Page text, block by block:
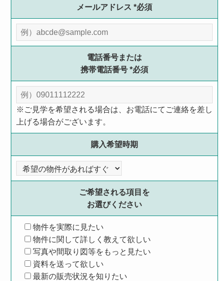
メールアドレス*必須
電話番号または
携帯電話番号*必須
※ご見学を希望される場合は、お電話にてご連絡を差し
上げる場合がございます。
購入希望時期
ご希望される項目を
お選びください
物件を実際に見たい
物件に関して詳しく教えて欲しい
写真や間取り図等をもっと見たい
資料を送って欲しい
最新の販売状況を知りたい